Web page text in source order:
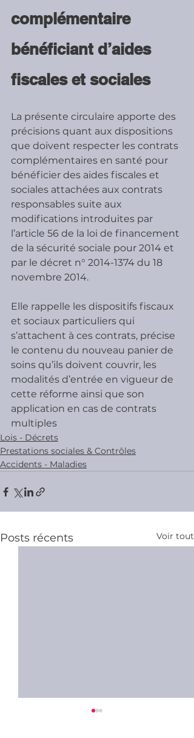
complémentaire
bénéficiant d’aides
fiscales et sociales
La présente circulaire apporte des
précisions quant aux dispositions
que doivent respecter les contrats
complémentaires en santé pour
bénéficier des aides fiscales et
sociales attachées aux contrats
responsables suite aux
modifications introduites par
l’article 56 de la loi de financement
de la sécurité sociale pour 2014 et
par le décret n° 2014-1374 du 18
novembre 2014.
Elle rappelle les dispositifs fiscaux
et sociaux particuliers qui
s’attachent à ces contrats, précise
le contenu du nouveau panier de
soins qu’ils doivent couvrir, les
modalités d’entrée en vigueur de
cette réforme ainsi que son
application en cas de contrats
multiples
Lois - Décrets
Prestations sociales & Contrôles
Accidents - Maladies
Posts récents Voir tout